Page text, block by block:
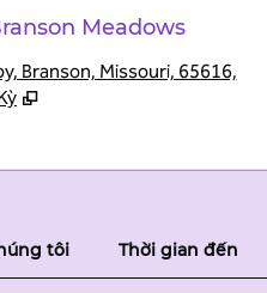
Meadows
Branson, Missouri, 65616,
tôi
Thời gian đến